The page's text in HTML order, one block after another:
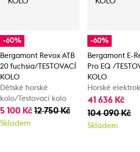
-60%
Bergamont Revox ATB
20 fuchsia/TESTOVACÍ
KOLO
Dětské horské
kolo/Testovací kolo
5 100 Kč 12 750 Kč
Skladem
-60%
Bergamont E-
Pro EQ /
KOLO
Horské
41 636 Kč
104 090 Kč
Skladem